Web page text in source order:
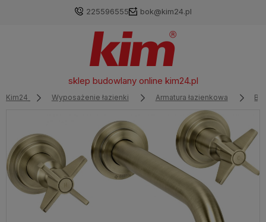
225596555 bok@kim24.pl
sklep budowlany online kim24.pl
Kim24 Wyposażenie łazienki Armatura łazienkowa